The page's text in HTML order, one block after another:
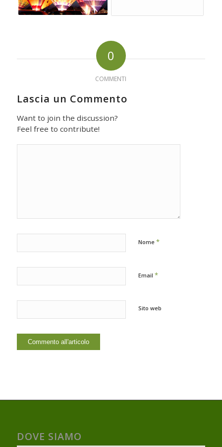
0
COMMENTI
Lascia un Commento
Want to join the discussion?
Feel free to contribute!
Nome *
Email *
Sito web
DOVE SIAMO